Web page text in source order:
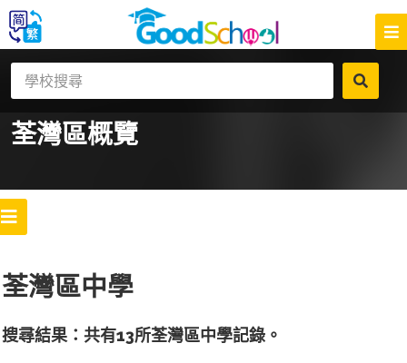
荃灣區概覽
荃灣區中學
搜尋結果：共有13所荃灣區中學記錄。